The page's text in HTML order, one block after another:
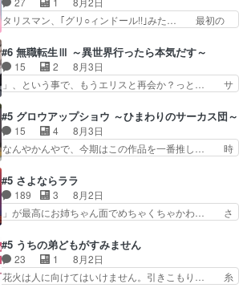
り2人のやり取りに癒しを感… ABEMA版の7〜8
話佐々木が実年齢以上…
は描かず白く靄がかった小春ちゃん… 光も感じな
い完全な盲目なんやね…おめかし… 母役に能登さ
も描かれていて良かった本当… 股に海豚を挟み水
上バスでの会話を反芻…恋… OPEDとも無人バー
ジョンから主人公２人…
タリスマン、｢グリ○ィンドール!!｣みた… 最初の
ホントスピカが大好きだよね。ツン… 一等級ポテ
ンシャルのアリアちゃん可愛くて… そういや、ア
リアは能力は最上級のくせに、… とうとうアリア
と直接競う場がきたこれまで… 毎度ながらのスピ
マン趣味ダダ漏れで好き… 期末試験が始まろうと
しておりスピカは対策… 能力鑑定胸像タリスマン
氏容姿も評価してし…
#6 無職転生Ⅲ ～異世界行ったら本気だす～
15 2
8月3日
」、という事で、もうエリスと再会か？っと… サ
関係の清算が粛々と進められているサラ… サラと
の関係に対して完全に「昔の女」とし… ルーシー
にデレるルディが完全に親バカで微… サラとは会
ってほしいちゃんとした別れ方し… サラは未練0
キャラモヤモヤする別れ方だ… 役で出演させてい
ただきました！よろしくお… 毎クールメインヒロ
インを好きになっちゃう…
#5 グロウアップショウ ～ひまわりのサーカス団～
15 4
8月3日
なんやかんやで、今期はこの作品を一番推し… 時
愛すぎるな楠木ともりちゃんのね… デフォルメさ
れた表情が特に多かったのが印… 葵＆茜の回も良
きでした。あの証拠写真、ひ… 互いが互いのこと
を想っているのにすれ違っ… 第５話をｄアニメス
んと練習したい〟と言… 本当この作品は「キャ
ラ」を活かすのがうま… みずかちゃんの介入で双
子の仲にヒビが………
#5 さよならララ
189 3
8月2日
」が最高にお姉ちゃん面でめちゃくちゃかわ… さ
を振り切ってみんなに謝ったララの思い… 仕事に
馴染めない辺り観ていて苦しいところ… ララちゃ
んの事情はもう少し皆に話して良い… ララと茉里
とで初のアルバイト。七転八倒し… 労働するプリ
#5 うちの弟どもがすみません
23 1
8月2日
花火は人に向けてはいけません。引きこもり… 糸